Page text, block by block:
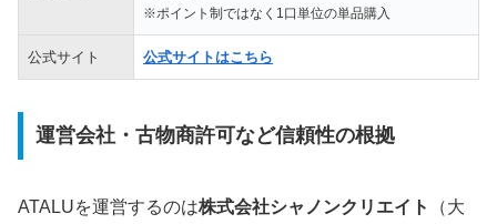
※ポイント制ではなく1口単位の単品購入
公式サイト 公式サイトはこちら
運営会社・古物商許可など信頼性の根拠
ATALUを運営するのは株式会社シャノンクリエイト
（大